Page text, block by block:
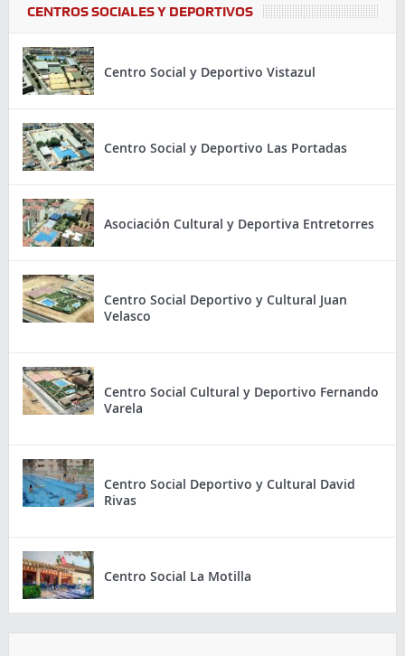
CENTROS SOCIALES Y DEPORTIVOS
Centro Social y Deportivo Vistazul
Centro Social y Deportivo Las Portadas
Asociación Cultural y Deportiva Entretorres
Centro Social Deportivo y Cultural Juan
Velasco
Centro Social Cultural y Deportivo Fernando
Varela
Centro Social Deportivo y Cultural David
Rivas
Centro Social La Motilla